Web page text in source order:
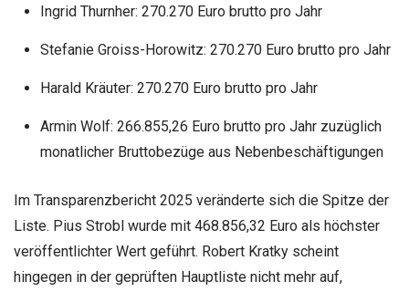
Ingrid Thurnher: 270.270 Euro brutto pro Jahr
Stefanie Groiss-Horowitz: 270.270 Euro brutto pro Jahr
Harald Kräuter: 270.270 Euro brutto pro Jahr
Armin Wolf: 266.855,26 Euro brutto pro Jahr zuzüglich
monatlicher Bruttobezüge aus Nebenbeschäftigungen
Im Transparenzbericht 2025 veränderte sich die Spitze der
Liste. Pius Strobl wurde mit 468.856,32 Euro als höchster
veröffentlichter Wert geführt. Robert Kratky scheint
hingegen in der geprüften Hauptliste nicht mehr auf,